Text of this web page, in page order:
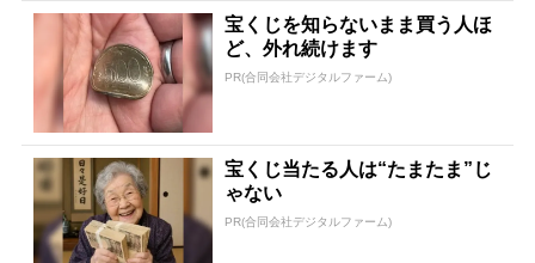
宝くじを知らないまま買う人ほ
ど、外れ続けます
PR(合同会社デジタルファーム)
宝くじ当たる人は“たまたま”じ
ゃない
PR(合同会社デジタルファーム)